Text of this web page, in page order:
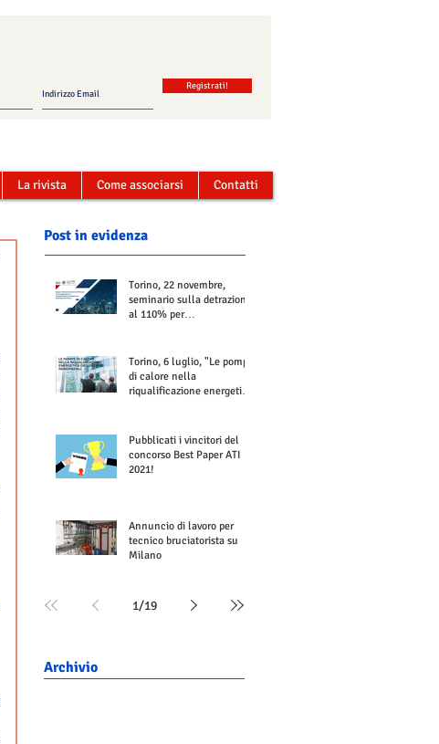
Registrati!
La rivista Come associarsi Contatti
Post in evidenza
Torino, 22 novembre,
seminario sulla detrazione
al 110% per
Torino, 6 luglio, "Le pompe
di calore nella
riqualificazione energetica
Pubblicati i vincitori del
concorso Best Paper ATI
2021!
Annuncio di lavoro per
tecnico bruciatorista su
Milano
1/19
Archivio